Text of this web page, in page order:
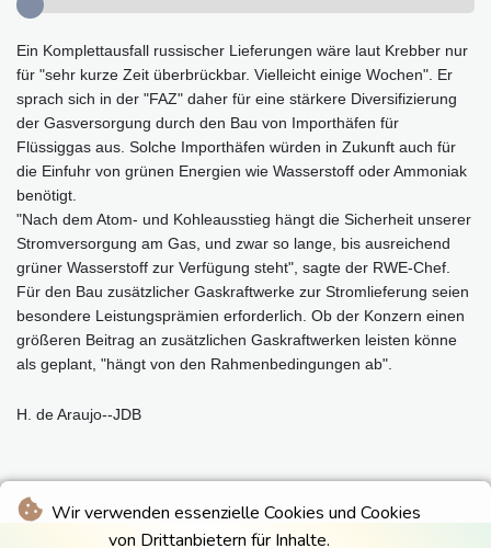
Wir verwenden essenzielle Cookies und Cookies
von Drittanbietern für Inhalte.
Ein Komplettausfall russischer Lieferungen wäre laut Krebber nur
für "sehr kurze Zeit überbrückbar. Vielleicht einige Wochen". Er
sprach sich in der "FAZ" daher für eine stärkere Diversifizierung
der Gasversorgung durch den Bau von Importhäfen für
Flüssiggas aus. Solche Importhäfen würden in Zukunft auch für
die Einfuhr von grünen Energien wie Wasserstoff oder Ammoniak
benötigt.
"Nach dem Atom- und Kohleausstieg hängt die Sicherheit unserer
Stromversorgung am Gas, und zwar so lange, bis ausreichend
grüner Wasserstoff zur Verfügung steht", sagte der RWE-Chef.
Für den Bau zusätzlicher Gaskraftwerke zur Stromlieferung seien
besondere Leistungsprämien erforderlich. Ob der Konzern einen
größeren Beitrag an zusätzlichen Gaskraftwerken leisten könne
als geplant, "hängt von den Rahmenbedingungen ab".
H. de Araujo--JDB